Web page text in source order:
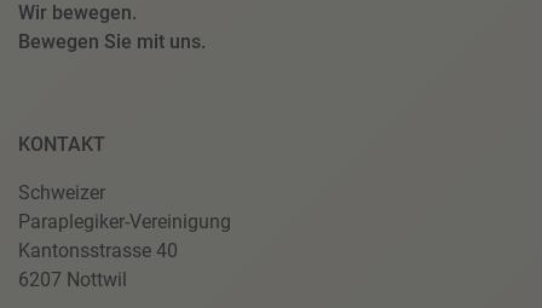
Wir bewegen.
Bewegen Sie mit uns.
KONTAKT
Schweizer
Paraplegiker-Vereinigung
Kantonsstrasse 40
6207 Nottwil